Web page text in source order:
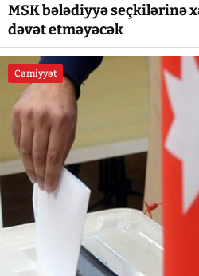
MSK bələdiyyə seçkilərinə
dəvət etməyəcək
Cəmiyyət